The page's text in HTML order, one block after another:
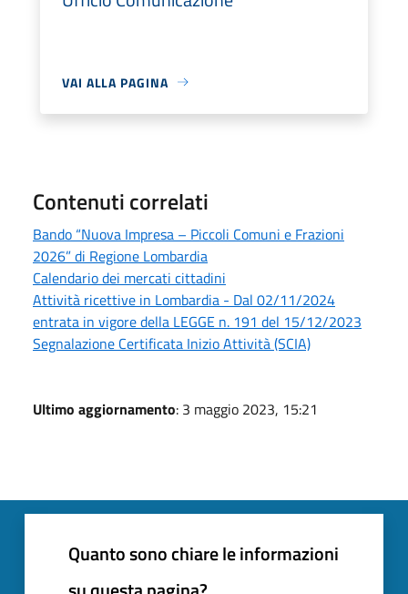
VAI ALLA PAGINA
Contenuti correlati
Bando “Nuova Impresa – Piccoli Comuni e Frazioni
2026” di Regione Lombardia
Calendario dei mercati cittadini
Attività ricettive in Lombardia - Dal 02/11/2024
entrata in vigore della LEGGE n. 191 del 15/12/2023
Segnalazione Certificata Inizio Attività (SCIA)
Ultimo aggiornamento: 3 maggio 2023, 15:21
Quanto sono chiare le informazioni